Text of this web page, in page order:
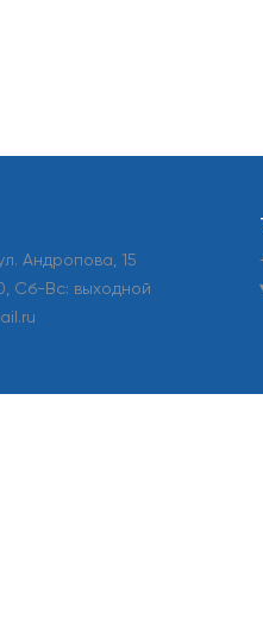
Андропова, 15
Сб-Вс: выходной